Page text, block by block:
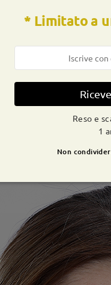
* Limitato a
Reso e
1
Non